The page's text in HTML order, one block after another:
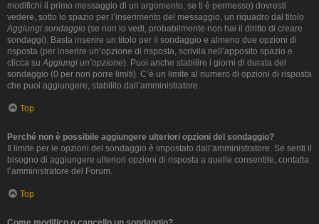
modifichi il primo messaggio di un argomento, se ti è permesso) dovresti
vedere, sotto lo spazio per l’inserimento del messaggio, un riquadro dal titolo
Aggiungi sondaggio (se non lo vedi, probabilmente non hai il diritto di creare
sondaggi). Basta inserire un titolo per il sondaggio e almeno due opzioni di
risposta (per inserire un’opzione di risposta, scrivila nell’apposito spazio e
clicca suAggiungi un’opzione). Puoi anche stabilire i giorni di durata del
sondaggio (0 per non porre limiti). C’è un limite al numero di opzioni di risposta
che puoi aggiungere, stabilito dall’amministratore.
Top
Perché non è possibile aggiungere ulteriori opzioni del sondaggio?
Il limite per le opzioni del sondaggio è impostato dall’amministratore. Se senti il
bisogno di aggiungere ulteriori opzioni di risposta a quelle consentite, contatta
l’amministratore del Forum.
Top